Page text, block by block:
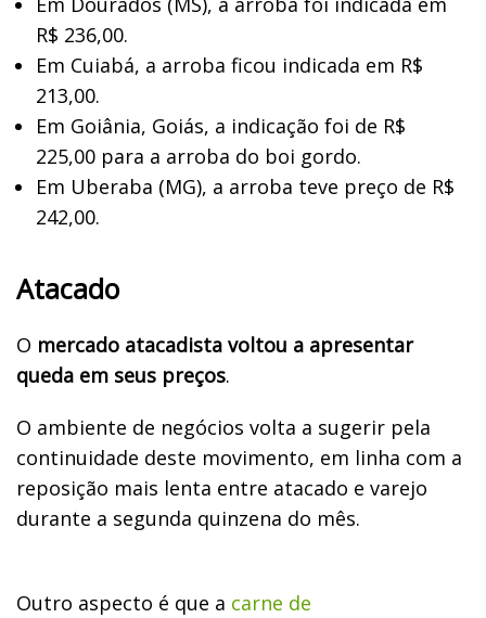
R$ 236,00.
Em Cuiabá, a arroba ficou indicada em R$
213,00.
Em Goiânia, Goiás, a indicação foi de R$
225,00 para a arroba do boi gordo.
Em Uberaba (MG), a arroba teve preço de R$
242,00.
Atacado
O mercado atacadista voltou a apresentar
queda em seus preços.
O ambiente de negócios volta a sugerir pela
continuidade deste movimento, em linha com a
reposição mais lenta entre atacado e varejo
durante a segunda quinzena do mês.
Outro aspecto é que a carne de